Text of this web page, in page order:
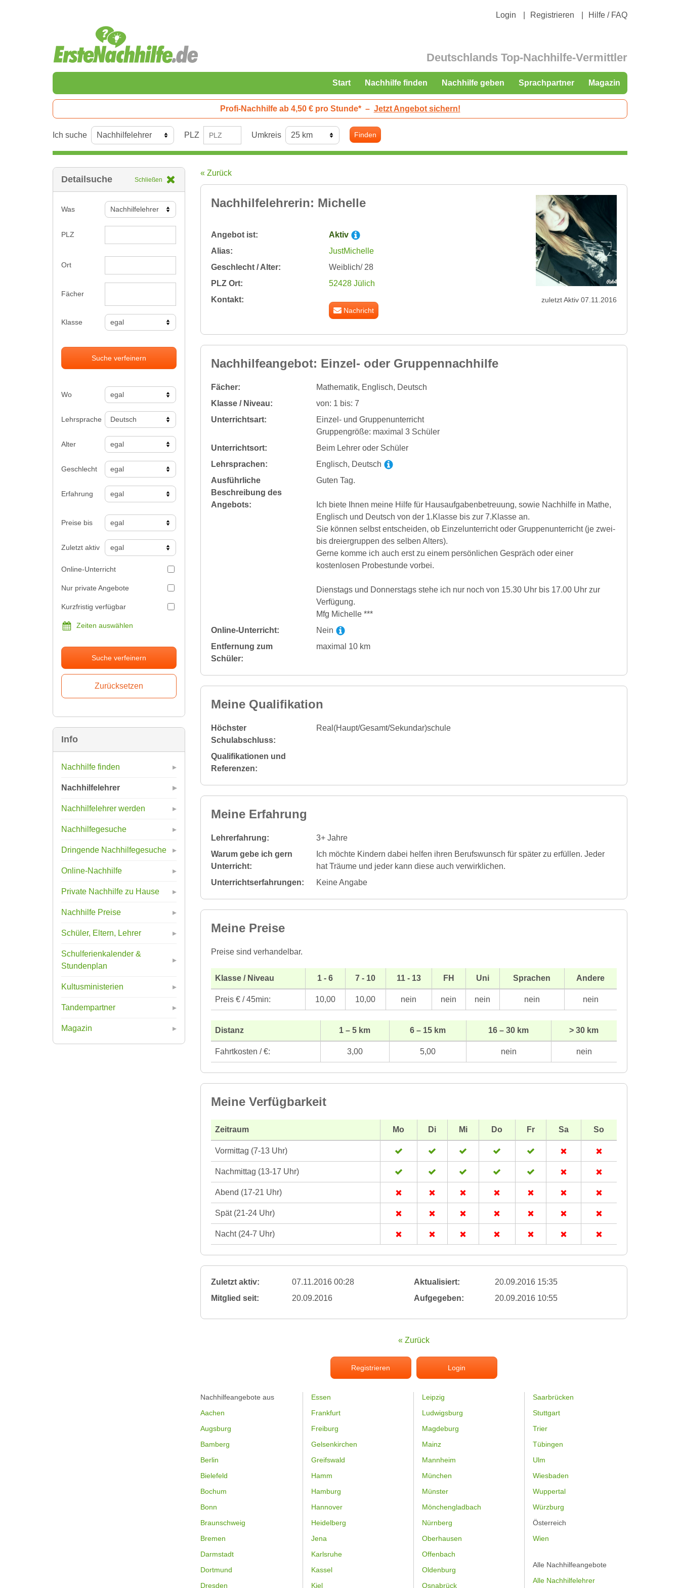
Login Registrieren Hilfe / FAQ
Deutschlands Top-Nachhilfe-Vermittler
Start Nachhilfe finden Nachhilfe geben Sprachpartner Magazin
Profi-Nachhilfe ab 4,50 € pro Stunde* – Jetzt Angebot sichern!
Ich suche PLZ Umkreis Finden
Detailsuche Schließen
Was
PLZ
Ort
Fächer
Klasse
Suche verfeinern
Wo
Lehrsprache
Alter
Geschlecht
Erfahrung
Preise bis
Zuletzt aktiv
Online-Unterricht
Nur private Angebote
Kurzfristig verfügbar
Zeiten auswählen
Suche verfeinern
Info
Nachhilfe finden
Nachhilfelehrer
Nachhilfelehrer werden
Nachhilfegesuche
Dringende Nachhilfegesuche
Online-Nachhilfe
Private Nachhilfe zu Hause
Nachhilfe Preise
Schüler, Eltern, Lehrer
Schulferienkalender &
Stundenplan
Kultusministerien
Tandempartner
Magazin
« Zurück
Nachhilfelehrerin: Michelle
Angebot ist:
Aktiv
Alias:
JustMichelle
Geschlecht / Alter:
Weiblich/ 28
PLZ Ort:
52428 Jülich
Kontakt:
Nachricht
zuletzt Aktiv 07.11.2016
Nachhilfeangebot: Einzel- oder Gruppennachhilfe
Fächer:
Mathematik, Englisch, Deutsch
Klasse / Niveau:
von: 1 bis: 7
Unterrichtsart:
Einzel- und Gruppenunterricht
Gruppengröße: maximal 3 Schüler
Unterrichtsort:
Beim Lehrer oder Schüler
Lehrsprachen:
Englisch, Deutsch
Ausführliche
Beschreibung des
Angebots:
Guten Tag.
Ich biete Ihnen meine Hilfe für Hausaufgabenbetreuung, sowie Nachhilfe in Mathe,
Englisch und Deutsch von der 1.Klasse bis zur 7.Klasse an.
Sie können selbst entscheiden, ob Einzelunterricht oder Gruppenunterricht (je zwei-
bis dreiergruppen des selben Alters).
Gerne komme ich auch erst zu einem persönlichen Gespräch oder einer
kostenlosen Probestunde vorbei.
Dienstags und Donnerstags stehe ich nur noch von 15.30 Uhr bis 17.00 Uhr zur
Verfügung.
Mfg Michelle ***
Online-Unterricht:
Nein
Entfernung zum
Schüler:
maximal 10 km
Meine Qualifikation
Höchster
Schulabschluss:
Real(Haupt/Gesamt/Sekundar)schule
Qualifikationen und
Referenzen:
Meine Erfahrung
Lehrerfahrung:
3+ Jahre
Warum gebe ich gern
Unterricht:
Ich möchte Kindern dabei helfen ihren Berufswunsch für später zu erfüllen. Jeder
hat Träume und jeder kann diese auch verwirklichen.
Unterrichtserfahrungen:
Keine Angabe
Meine Preise
Preise sind verhandelbar.
Klasse / Niveau 1 - 6 7 - 10 11 - 13 FH Uni Sprachen Andere
Preis € / 45min: 10,00 10,00 nein nein nein nein nein
Distanz 1 – 5 km 6 – 15 km 16 – 30 km > 30 km
Fahrtkosten / €: 3,00 5,00 nein nein
Meine Verfügbarkeit
Zeitraum Mo Di Mi Do Fr Sa So
Vormittag (7-13 Uhr)
Nachmittag (13-17 Uhr)
Abend (17-21 Uhr)
Spät (21-24 Uhr)
Nacht (24-7 Uhr)
Zuletzt aktiv: 07.11.2016 00:28 Aktualisiert:
20.09.2016 15:35
Mitglied seit:
20.09.2016 Aufgegeben: 20.09.2016 10:55
« Zurück
Registrieren Login
Nachhilfeangebote aus
Aachen
Augsburg
Bamberg
Berlin
Bielefeld
Bochum
Bonn
Braunschweig
Bremen
Darmstadt
Dortmund
Dresden
Essen
Frankfurt
Freiburg
Gelsenkirchen
Greifswald
Hamm
Hamburg
Hannover
Heidelberg
Jena
Karlsruhe
Kassel
Kiel
Leipzig
Ludwigsburg
Magdeburg
Mainz
Mannheim
München
Münster
Mönchengladbach
Nürnberg
Oberhausen
Offenbach
Oldenburg
Osnabrück
Saarbrücken
Stuttgart
Trier
Tübingen
Ulm
Wiesbaden
Wuppertal
Würzburg
Österreich
Wien
Alle Nachhilfeangebote
Alle Nachhilfelehrer